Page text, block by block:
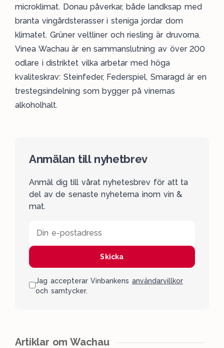
microklimat. Donau påverkar, både landksap med
branta vingårdsterasser i steniga jordar dom
klimatet. Grüner veltliner och riesling är druvorna.
Vinea Wachau är en sammanslutning av över 200
odlare i distriktet vilka arbetar med höga
kvaliteskrav: Steinfeder, Federspiel, Smaragd är en
trestegsindelning som bygger på vinernas
alkoholhalt.
Anmälan till nyhetbrev
Anmäl dig till vårat nyhetesbrev för att ta
del av de senaste nyheterna inom vin &
mat.
Din e-postadress
Skicka
Jag accepterar Vinbankens användarvillkor
och samtycker.
Artiklar om Wachau